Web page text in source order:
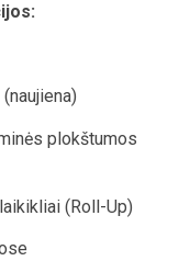
plokštumos
(Roll-Up)